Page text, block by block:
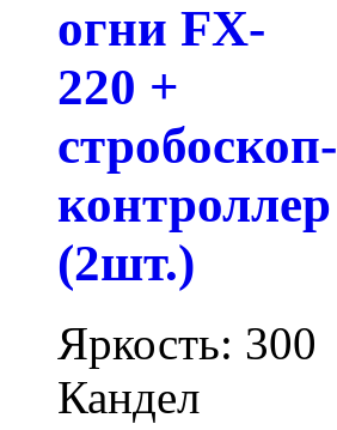
огни FX-
220 +
стробоскоп-
контроллер
(2шт.)
Яркость: 300
Кандел